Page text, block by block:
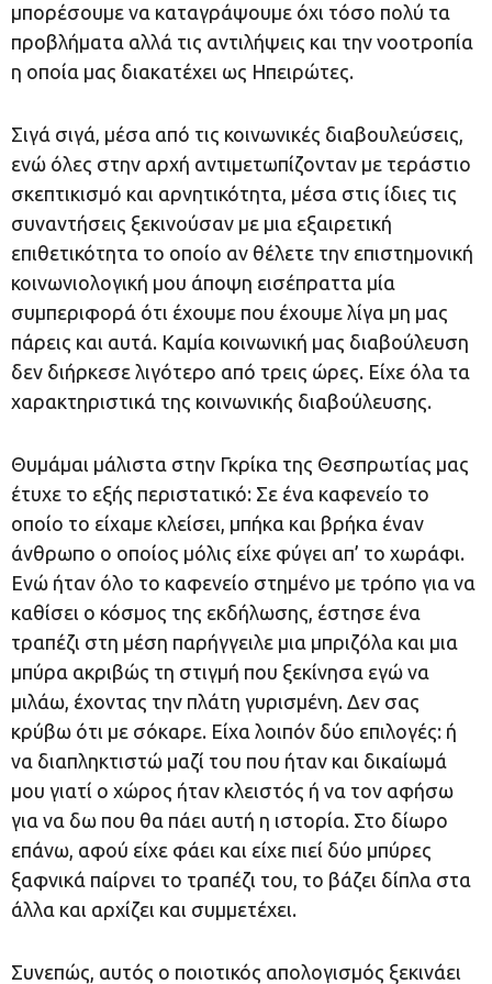
μπορέσουμε να καταγράψουμε όχι τόσο πολύ τα
προβλήματα αλλά τις αντιλήψεις και την νοοτροπία
η οποία μας διακατέχει ως Ηπειρώτες.
Σιγά σιγά, μέσα από τις κοινωνικές διαβουλεύσεις,
ενώ όλες στην αρχή αντιμετωπίζονταν με τεράστιο
σκεπτικισμό και αρνητικότητα, μέσα στις ίδιες τις
συναντήσεις ξεκινούσαν με μια εξαιρετική
επιθετικότητα το οποίο αν θέλετε την επιστημονική
κοινωνιολογική μου άποψη εισέπραττα μία
συμπεριφορά ότι έχουμε που έχουμε λίγα μη μας
πάρεις και αυτά. Καμία κοινωνική μας διαβούλευση
δεν διήρκεσε λιγότερο από τρεις ώρες. Είχε όλα τα
χαρακτηριστικά της κοινωνικής διαβούλευσης.
Θυμάμαι μάλιστα στην Γκρίκα της Θεσπρωτίας μας
έτυχε το εξής περιστατικό: Σε ένα καφενείο το
οποίο το είχαμε κλείσει, μπήκα και βρήκα έναν
άνθρωπο ο οποίος μόλις είχε φύγει απ’ το χωράφι.
Ενώ ήταν όλο το καφενείο στημένο με τρόπο για να
καθίσει ο κόσμος της εκδήλωσης, έστησε ένα
τραπέζι στη μέση παρήγγειλε μια μπριζόλα και μια
μπύρα ακριβώς τη στιγμή που ξεκίνησα εγώ να
μιλάω, έχοντας την πλάτη γυρισμένη. Δεν σας
κρύβω ότι με σόκαρε. Είχα λοιπόν δύο επιλογές: ή
να διαπληκτιστώ μαζί του που ήταν και δικαίωμά
μου γιατί ο χώρος ήταν κλειστός ή να τον αφήσω
για να δω που θα πάει αυτή η ιστορία. Στο δίωρο
επάνω, αφού είχε φάει και είχε πιεί δύο μπύρες
ξαφνικά παίρνει το τραπέζι του, το βάζει δίπλα στα
άλλα και αρχίζει και συμμετέχει.
Συνεπώς, αυτός ο ποιοτικός απολογισμός ξεκινάει